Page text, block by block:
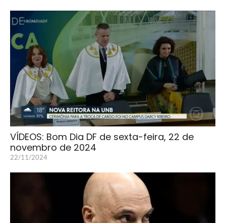
VÍDEOS: Bom Dia DF de sexta-feira, 22 de
novembro de 2024
22/11/2024